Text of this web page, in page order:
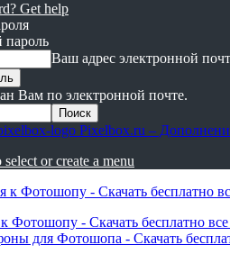
Get help
пароль
Ваш адрес электронной
Вам по электронной почте.
Pixelbox.ru –
or create a menu
к Фотошопу - Скачать бесплатно
Фотошопу - Скачать бесплатно все
для Фотошопа - Скачать